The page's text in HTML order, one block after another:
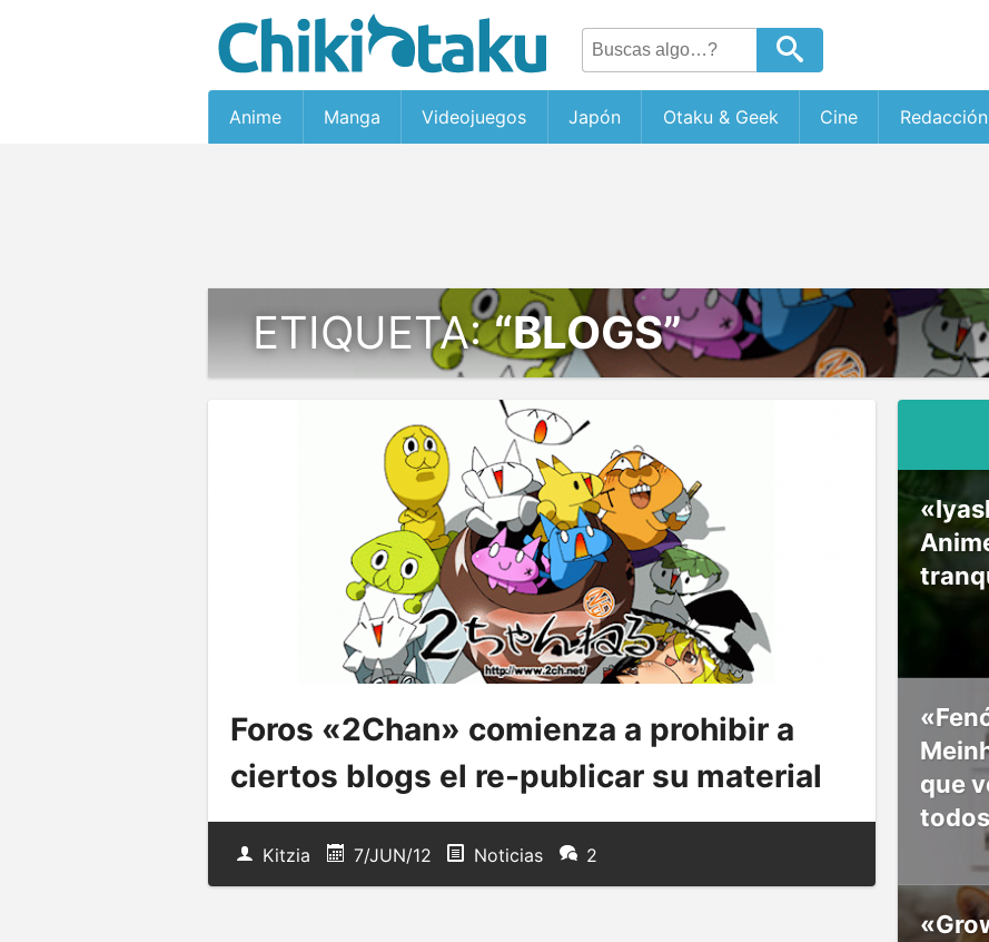
Anime Manga Videojuegos Japón Otaku & Geek Cine Redacción
ETIQUETA:“BLOGS”
Foros «2Chan» comienza a prohibir a
ciertos blogs el re-publicar su material
Kitzia 7/JUN/12 Noticias 2
que